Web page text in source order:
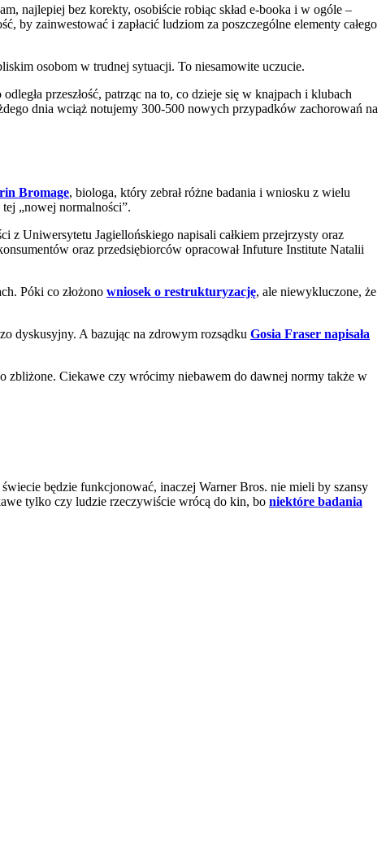
najlepiej bez korekty, osobiście robiąc skład e-booka i w ogóle –
by zainwestować i zapłacić ludziom za poszczególne elementy całego
osobom w trudnej sytuacji. To niesamowite uczucie.
przeszłość, patrząc na to, co dzieje się w knajpach i klubach
dnia wciąż notujemy 300-500 nowych przypadków zachorowań na
Bromage, biologa, który zebrał różne badania i wniosku z wielu
„nowej normalności”.
z Uniwersytetu Jagiellońskiego napisali całkiem przejrzysty oraz
oraz przedsiębiorców opracował Infuture Institute Natalii
Póki co złożono wniosek o restrukturyzację, ale niewykluczone, że
dyskusyjny. A bazując na zdrowym rozsądku Gosia Fraser napisała
zbliżone. Ciekawe czy wrócimy niebawem do dawnej normy także w
będzie funkcjonować, inaczej Warner Bros. nie mieli by szansy
tylko czy ludzie rzeczywiście wrócą do kin, bo niektóre badania